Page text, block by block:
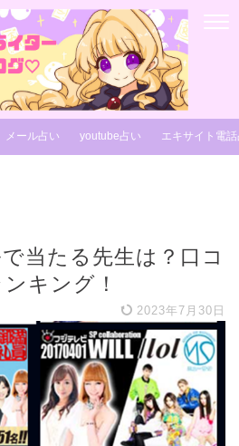
メール占い youtube占い エキサイト電
当たる先生は？口コ
キング！
2023年7月30日